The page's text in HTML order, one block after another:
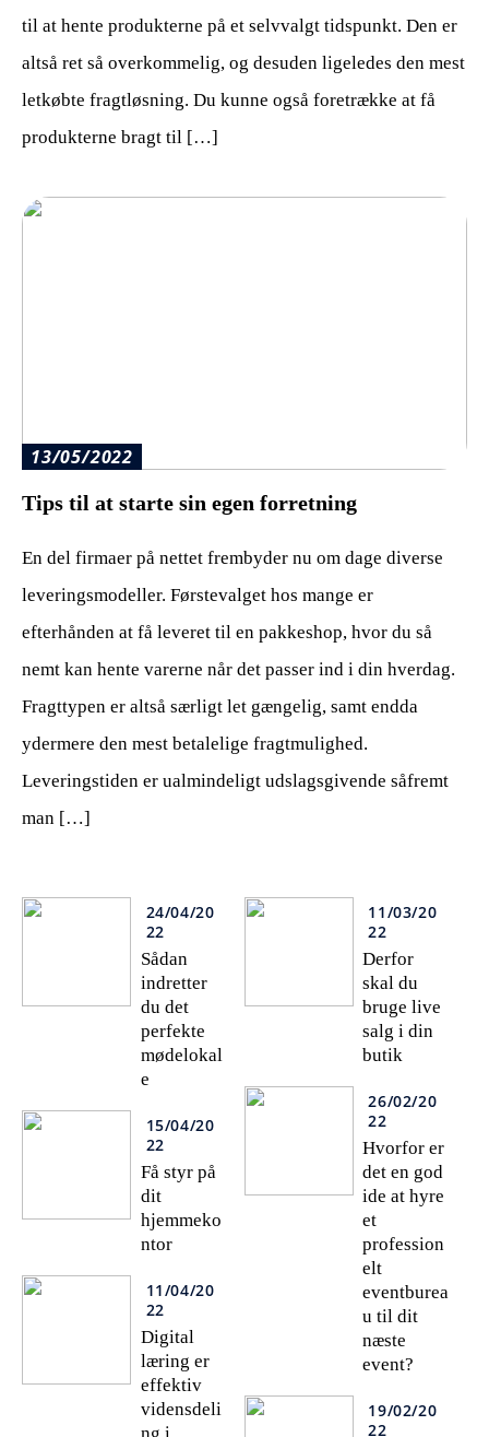
til at hente produkterne på et selvvalgt tidspunkt. Den er
altså ret så overkommelig, og desuden ligeledes den mest
letkøbte fragtløsning. Du kunne også foretrække at få
produkterne bragt til […]
13/05/2022
Tips til at starte sin egen forretning
En del firmaer på nettet frembyder nu om dage diverse
leveringsmodeller. Førstevalget hos mange er
efterhånden at få leveret til en pakkeshop, hvor du så
nemt kan hente varerne når det passer ind i din hverdag.
Fragttypen er altså særligt let gængelig, samt endda
ydermere den mest betalelige fragtmulighed.
Leveringstiden er ualmindeligt udslagsgivende såfremt
man […]
24/04/20
22
Sådan
indretter
du det
perfekte
mødelokal
e
15/04/20
22
Få styr på
dit
hjemmeko
ntor
11/04/20
22
Digital
læring er
effektiv
vidensdeli
11/03/20
22
Derfor
skal du
bruge live
salg i din
butik
26/02/20
22
Hvorfor er
det en god
ide at hyre
et
profession
elt
eventburea
u til dit
næste
event?
19/02/20
22